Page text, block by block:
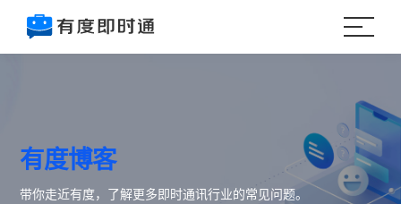
有度博客
带你走近有度，了解更多即时通讯行业的常见问题。